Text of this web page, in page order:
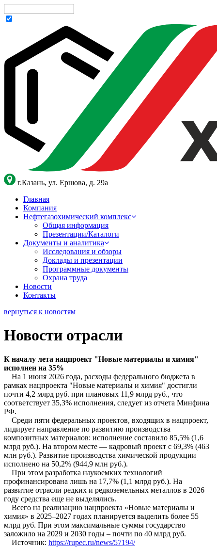
г.Казань, ул. Ершова, д. 29а
Главная
Компания
Нефтегазохимический комплекс
Общая информация
Презентации/Каталоги
Документы и аналитика
Исследования и обзоры
Доклады и презентации
Программные документы
Охрана труда
Новости
Контакты
вернуться к новостям
Новости отрасли
К началу лета нацпроект "Новые материалы и химия"
исполнен на 35%
На 1 июня 2026 года, расходы федерального бюджета в
рамках нацпроекта "Новые материалы и химия" достигли
почти 4,2 млрд руб. при плановых 11,9 млрд руб., что
соответствует 35,3% исполнения, следует из отчета Минфина
РФ.
Среди пяти федеральных проектов, входящих в нацпроект,
лидирует направление по развитию производства
композитных материалов: исполнение составило 85,5% (1,6
млрд руб.). На втором месте — кадровый проект с 69,3% (463
млн руб.). Развитие производства химической продукции
исполнено на 50,2% (944,9 млн руб.).
При этом разработка наукоемких технологий
профинансирована лишь на 17,7% (1,1 млрд руб.). На
развитие отрасли редких и редкоземельных металлов в 2026
году средства еще не выделялись.
Всего на реализацию нацпроекта «Новые материалы и
химия» в 2025–2027 годах планируется выделить более 55
млрд руб. При этом максимальные суммы государство
заложило на 2029 и 2030 годы – почти по 40 млрд руб.
Источник: https://rupec.ru/news/57194/